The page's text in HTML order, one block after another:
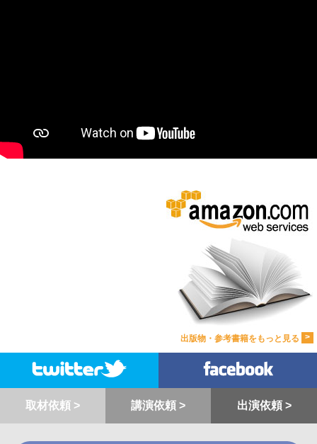
出版物・参考書籍をもっと見る >
取材依頼 > 講演依頼 > 出演依頼 >